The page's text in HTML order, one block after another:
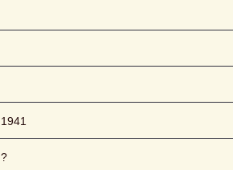
1941
?